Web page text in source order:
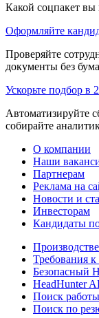
Какой соцпакет вы
Оформляйте
Проверяйте
документы без
Ускорьте подбор в
Автоматизируйте
собирайте
О компании
Наши
Партнерам
Реклама на
Новости и
Инвесторам
Кандидаты
Требования
Безопасный
HeadHunter
Поиск работы
Поиск по